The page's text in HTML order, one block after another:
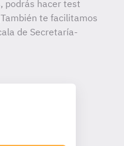
podrás hacer test
te facilitamos
de Secretaría-